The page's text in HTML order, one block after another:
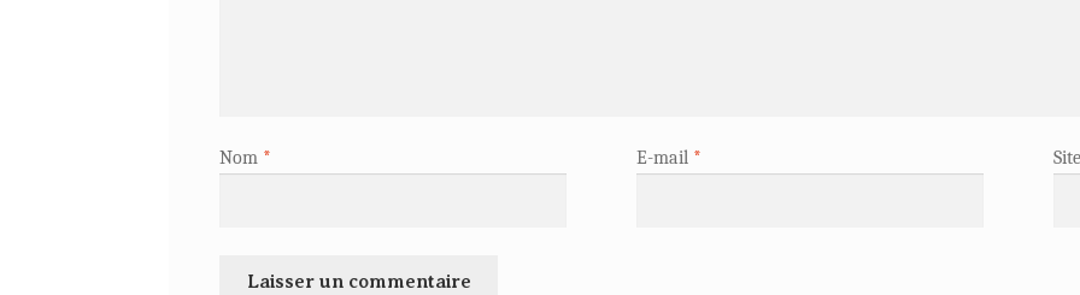
Nom * E-mail *